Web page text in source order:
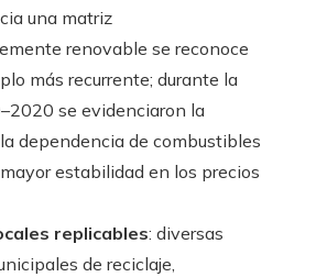
una matriz
renovable se reconoce
más recurrente; durante la
se evidenciaron la
dependencia de combustibles
estabilidad en los precios
replicables: diversas
de reciclaje,